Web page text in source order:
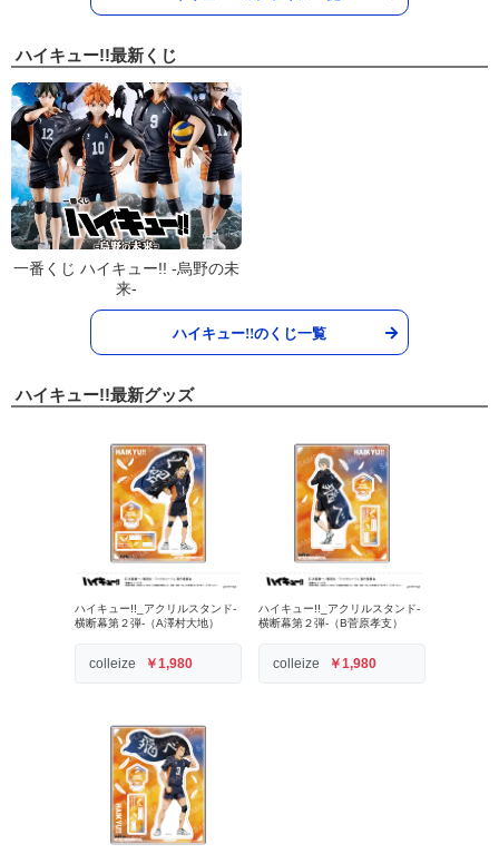
ハイキュー!!最新くじ
一番くじ ハイキュー!! -烏野の未
来-
ハイキュー!!のくじ一覧
ハイキュー!!最新グッズ
ハイキュー!!_アクリルスタンド-
横断幕第２弾-（A澤村大地）
colleize ￥1,980
ハイキュー!!_アクリルスタンド-
横断幕第２弾-（B菅原孝支）
colleize ￥1,980